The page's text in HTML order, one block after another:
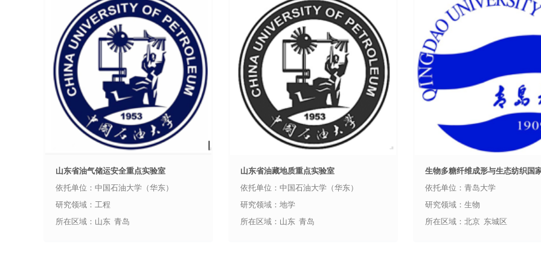
山东省油气储运安全重点实验室
依托单位：中国石油大学（华东）
研究领域：工程
所在区域：山东 青岛
山东省油藏地质重点实验室
依托单位：中国石油大学（华东）
研究领域：地学
所在区域：山东 青岛
生物多糖纤维成形与生态纺织国
依托单位：青岛大学
研究领域：生物
所在区域：北京 东城区